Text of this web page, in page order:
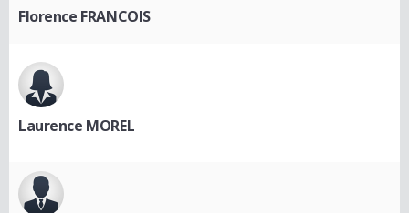
Florence FRANCOIS
Laurence MOREL